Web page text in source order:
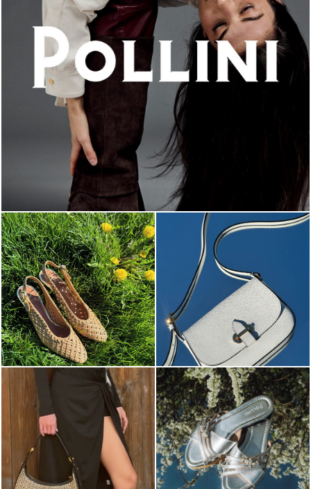
An ode to the house’s vibrant Italian roots, the new...